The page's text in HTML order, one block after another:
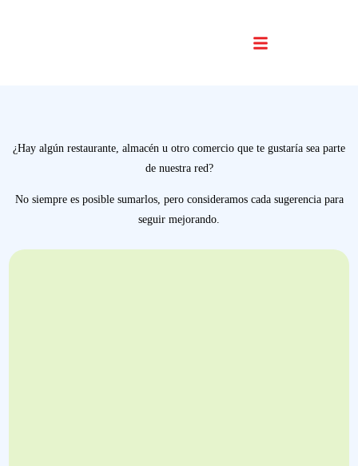
¿Hay algún restaurante, almacén u otro comercio que te gustaría sea parte
de nuestra red?
No siempre es posible sumarlos, pero consideramos cada sugerencia para
seguir mejorando.